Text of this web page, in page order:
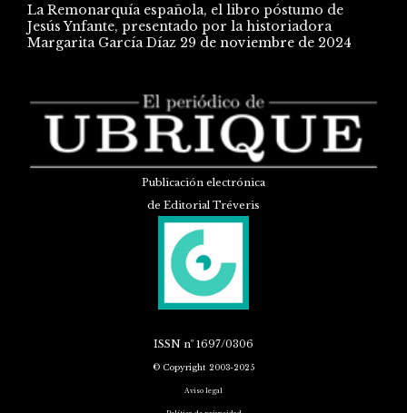
La Remonarquía española, el libro póstumo de
Jesús Ynfante, presentado por la historiadora
Margarita García Díaz 29 de noviembre de 2024
Publicación electrónica
de Editorial Tréveris
ISSN nº 1697/0306
© Copyright 2003-2025
Aviso legal